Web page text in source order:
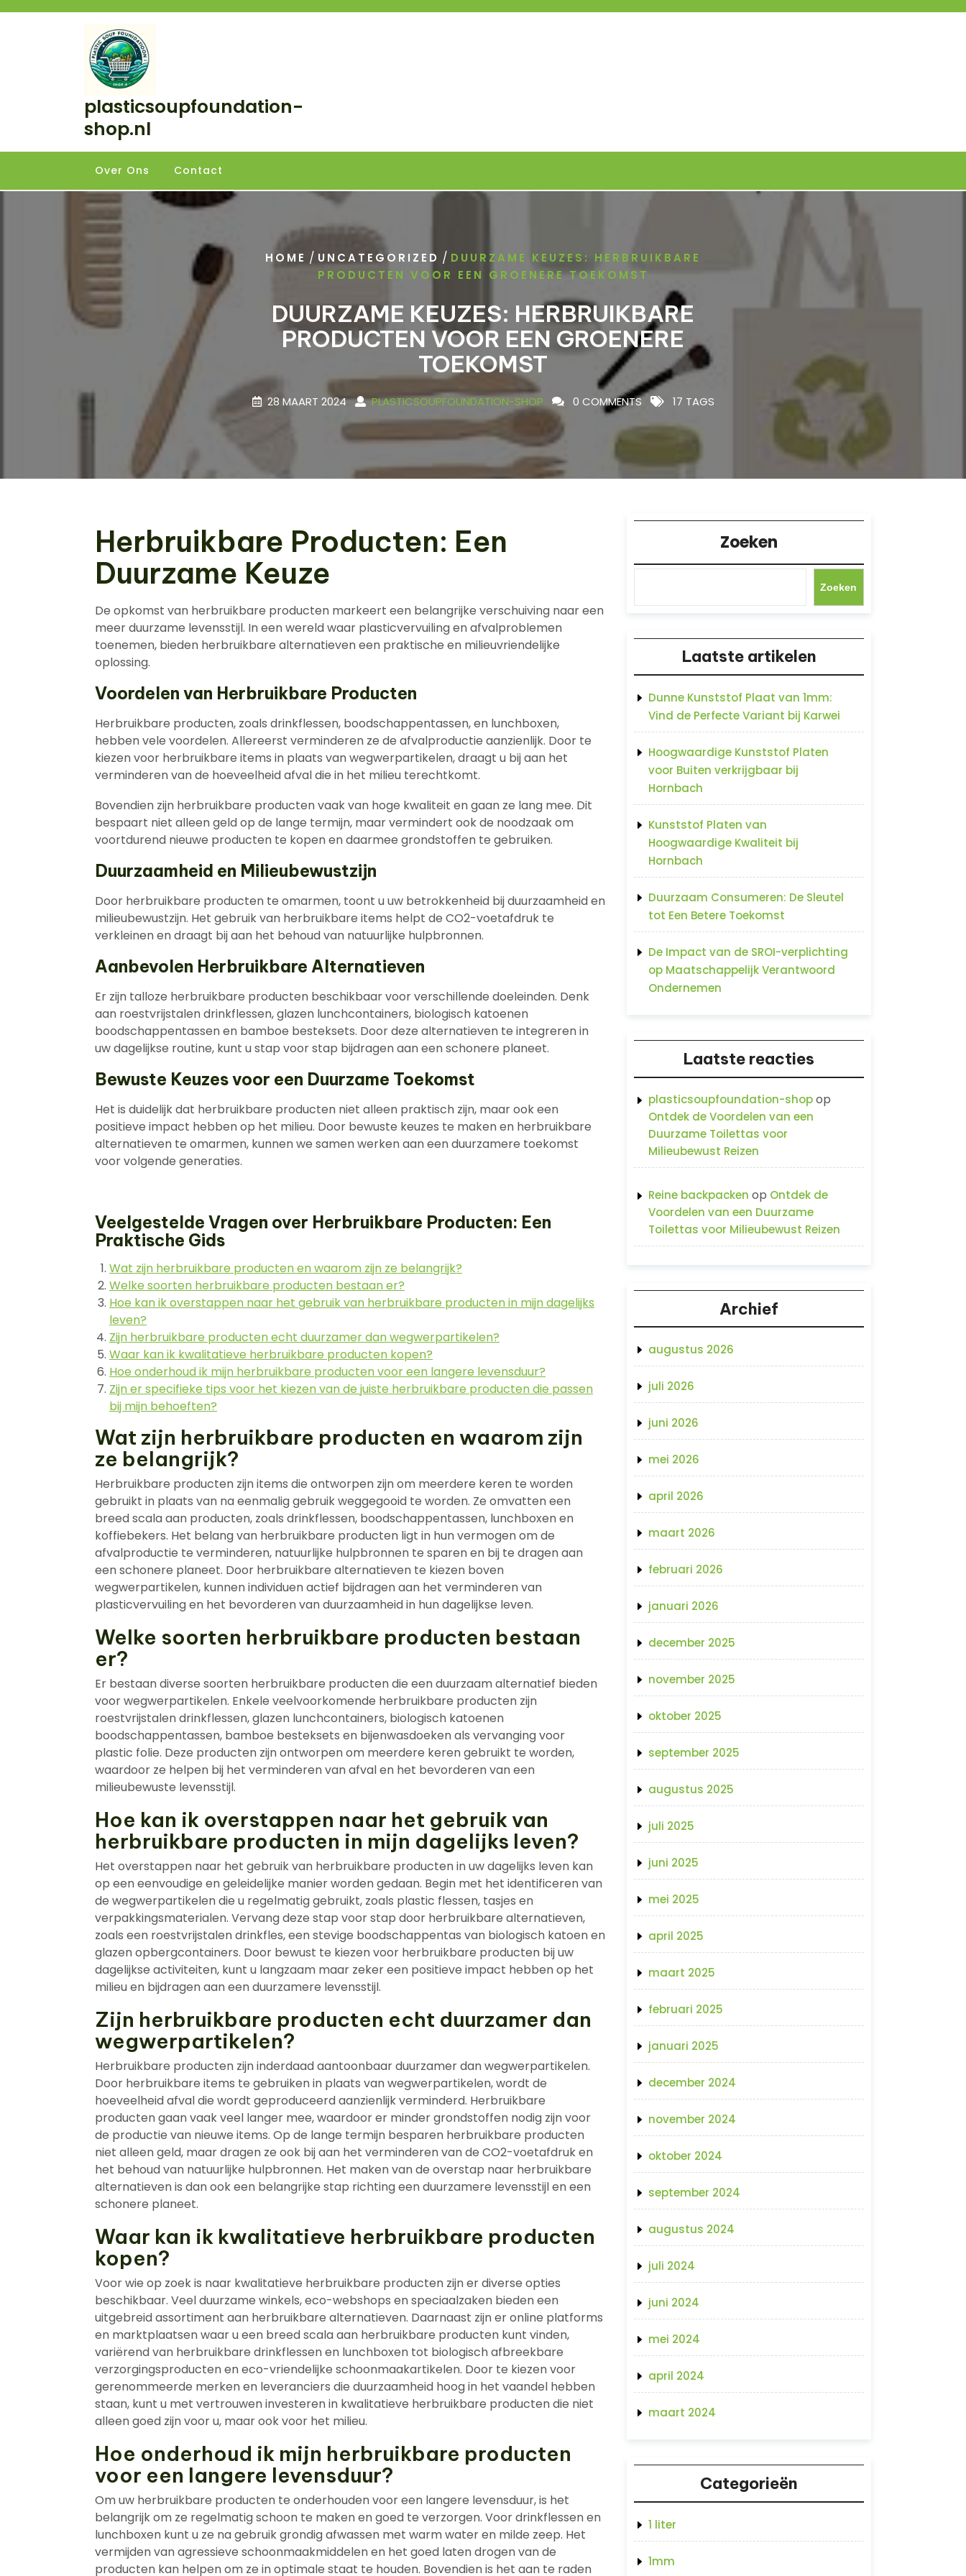
plasticsoupfoundation-
shop.nl
Over Ons Contact
HOME / UNCATEGORIZED / DUURZAME KEUZES: HERBRUIKBARE
PRODUCTEN VOOR EEN GROENERE TOEKOMST
DUURZAME KEUZES: HERBRUIKBARE
PRODUCTEN VOOR EEN GROENERE
TOEKOMST
28 MAART 2024 PLASTICSOUPFOUNDATION-SHOP 0 COMMENTS 17 TAGS
Herbruikbare Producten: Een
Duurzame Keuze
De opkomst van herbruikbare producten markeert een belangrijke verschuiving naar een
meer duurzame levensstijl. In een wereld waar plasticvervuiling en afvalproblemen
toenemen, bieden herbruikbare alternatieven een praktische en milieuvriendelijke
oplossing.
Voordelen van Herbruikbare Producten
Herbruikbare producten, zoals drinkflessen, boodschappentassen, en lunchboxen,
hebben vele voordelen. Allereerst verminderen ze de afvalproductie aanzienlijk. Door te
kiezen voor herbruikbare items in plaats van wegwerpartikelen, draagt u bij aan het
verminderen van de hoeveelheid afval die in het milieu terechtkomt.
Bovendien zijn herbruikbare producten vaak van hoge kwaliteit en gaan ze lang mee. Dit
bespaart niet alleen geld op de lange termijn, maar vermindert ook de noodzaak om
voortdurend nieuwe producten te kopen en daarmee grondstoffen te gebruiken.
Duurzaamheid en Milieubewustzijn
Door herbruikbare producten te omarmen, toont u uw betrokkenheid bij duurzaamheid en
milieubewustzijn. Het gebruik van herbruikbare items helpt de CO2-voetafdruk te
verkleinen en draagt bij aan het behoud van natuurlijke hulpbronnen.
Aanbevolen Herbruikbare Alternatieven
Er zijn talloze herbruikbare producten beschikbaar voor verschillende doeleinden. Denk
aan roestvrijstalen drinkflessen, glazen lunchcontainers, biologisch katoenen
boodschappentassen en bamboe besteksets. Door deze alternatieven te integreren in
uw dagelijkse routine, kunt u stap voor stap bijdragen aan een schonere planeet.
Bewuste Keuzes voor een Duurzame Toekomst
Het is duidelijk dat herbruikbare producten niet alleen praktisch zijn, maar ook een
positieve impact hebben op het milieu. Door bewuste keuzes te maken en herbruikbare
alternatieven te omarmen, kunnen we samen werken aan een duurzamere toekomst
voor volgende generaties.
Veelgestelde Vragen over Herbruikbare Producten: Een
Praktische Gids
Wat zijn herbruikbare producten en waarom zijn ze belangrijk?
Welke soorten herbruikbare producten bestaan er?
Hoe kan ik overstappen naar het gebruik van herbruikbare producten in mijn dagelijks
leven?
Zijn herbruikbare producten echt duurzamer dan wegwerpartikelen?
Waar kan ik kwalitatieve herbruikbare producten kopen?
Hoe onderhoud ik mijn herbruikbare producten voor een langere levensduur?
Zijn er specifieke tips voor het kiezen van de juiste herbruikbare producten die passen
bij mijn behoeften?
Wat zijn herbruikbare producten en waarom zijn
ze belangrijk?
Herbruikbare producten zijn items die ontworpen zijn om meerdere keren te worden
gebruikt in plaats van na eenmalig gebruik weggegooid te worden. Ze omvatten een
breed scala aan producten, zoals drinkflessen, boodschappentassen, lunchboxen en
koffiebekers. Het belang van herbruikbare producten ligt in hun vermogen om de
afvalproductie te verminderen, natuurlijke hulpbronnen te sparen en bij te dragen aan
een schonere planeet. Door herbruikbare alternatieven te kiezen boven
wegwerpartikelen, kunnen individuen actief bijdragen aan het verminderen van
plasticvervuiling en het bevorderen van duurzaamheid in hun dagelijkse leven.
Welke soorten herbruikbare producten bestaan
er?
Er bestaan diverse soorten herbruikbare producten die een duurzaam alternatief bieden
voor wegwerpartikelen. Enkele veelvoorkomende herbruikbare producten zijn
roestvrijstalen drinkflessen, glazen lunchcontainers, biologisch katoenen
boodschappentassen, bamboe besteksets en bijenwasdoeken als vervanging voor
plastic folie. Deze producten zijn ontworpen om meerdere keren gebruikt te worden,
waardoor ze helpen bij het verminderen van afval en het bevorderen van een
milieubewuste levensstijl.
Hoe kan ik overstappen naar het gebruik van
herbruikbare producten in mijn dagelijks leven?
Het overstappen naar het gebruik van herbruikbare producten in uw dagelijks leven kan
op een eenvoudige en geleidelijke manier worden gedaan. Begin met het identificeren van
de wegwerpartikelen die u regelmatig gebruikt, zoals plastic flessen, tasjes en
verpakkingsmaterialen. Vervang deze stap voor stap door herbruikbare alternatieven,
zoals een roestvrijstalen drinkfles, een stevige boodschappentas van biologisch katoen en
glazen opbergcontainers. Door bewust te kiezen voor herbruikbare producten bij uw
dagelijkse activiteiten, kunt u langzaam maar zeker een positieve impact hebben op het
milieu en bijdragen aan een duurzamere levensstijl.
Zijn herbruikbare producten echt duurzamer dan
wegwerpartikelen?
Herbruikbare producten zijn inderdaad aantoonbaar duurzamer dan wegwerpartikelen.
Door herbruikbare items te gebruiken in plaats van wegwerpartikelen, wordt de
hoeveelheid afval die wordt geproduceerd aanzienlijk verminderd. Herbruikbare
producten gaan vaak veel langer mee, waardoor er minder grondstoffen nodig zijn voor
de productie van nieuwe items. Op de lange termijn besparen herbruikbare producten
niet alleen geld, maar dragen ze ook bij aan het verminderen van de CO2-voetafdruk en
het behoud van natuurlijke hulpbronnen. Het maken van de overstap naar herbruikbare
alternatieven is dan ook een belangrijke stap richting een duurzamere levensstijl en een
schonere planeet.
Waar kan ik kwalitatieve herbruikbare producten
kopen?
Voor wie op zoek is naar kwalitatieve herbruikbare producten zijn er diverse opties
beschikbaar. Veel duurzame winkels, eco-webshops en speciaalzaken bieden een
uitgebreid assortiment aan herbruikbare alternatieven. Daarnaast zijn er online platforms
en marktplaatsen waar u een breed scala aan herbruikbare producten kunt vinden,
variërend van herbruikbare drinkflessen en lunchboxen tot biologisch afbreekbare
verzorgingsproducten en eco-vriendelijke schoonmaakartikelen. Door te kiezen voor
gerenommeerde merken en leveranciers die duurzaamheid hoog in het vaandel hebben
staan, kunt u met vertrouwen investeren in kwalitatieve herbruikbare producten die niet
alleen goed zijn voor u, maar ook voor het milieu.
Hoe onderhoud ik mijn herbruikbare producten
voor een langere levensduur?
Om uw herbruikbare producten te onderhouden voor een langere levensduur, is het
belangrijk om ze regelmatig schoon te maken en goed te verzorgen. Voor drinkflessen en
lunchboxen kunt u ze na gebruik grondig afwassen met warm water en milde zeep. Het
vermijden van agressieve schoonmaakmiddelen en het goed laten drogen van de
producten kan helpen om ze in optimale staat te houden. Bovendien is het aan te raden
Zoeken
Zoeken
Laatste artikelen
Dunne Kunststof Plaat van 1mm:
Vind de Perfecte Variant bij Karwei
Hoogwaardige Kunststof Platen
voor Buiten verkrijgbaar bij
Hornbach
Kunststof Platen van
Hoogwaardige Kwaliteit bij
Hornbach
Duurzaam Consumeren: De Sleutel
tot Een Betere Toekomst
De Impact van de SROI-verplichting
op Maatschappelijk Verantwoord
Ondernemen
Laatste reacties
plasticsoupfoundation-shopop
Ontdek de Voordelen van een
Duurzame Toilettas voor
Milieubewust Reizen
Reine backpacken op Ontdek de
Voordelen van een Duurzame
Toilettas voor Milieubewust Reizen
Archief
augustus 2026
juli 2026
juni 2026
mei 2026
april 2026
maart 2026
februari 2026
januari 2026
december 2025
november 2025
oktober 2025
september 2025
augustus 2025
juli 2025
juni 2025
mei 2025
april 2025
maart 2025
februari 2025
januari 2025
december 2024
november 2024
oktober 2024
september 2024
augustus 2024
juli 2024
juni 2024
mei 2024
april 2024
maart 2024
Categorieën
1 liter
1mm